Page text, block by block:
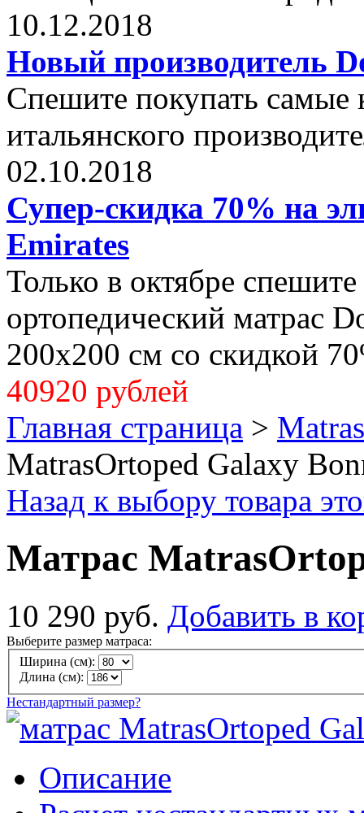
10.12.2018
Новый производитель
Спешите покупать самые
итальянского
02.10.2018
Супер-скидка 70% на
Emirates
Только в октябре
ортопедический матрас
200x200 см со скидкой
40920 рублей
Главная страница >
MatrasOrtoped Galaxy
Назад к выбору товара
Матрас
10 290 руб. Добавить в
Выберите размер матраса:
Ширина (см):
Длина (см):
Нестандартный размер?
Описание